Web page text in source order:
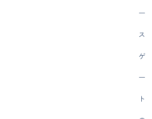
ー
ス
ゲ
ー
ト